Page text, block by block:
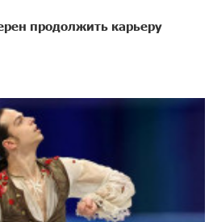
продолжить карьеру